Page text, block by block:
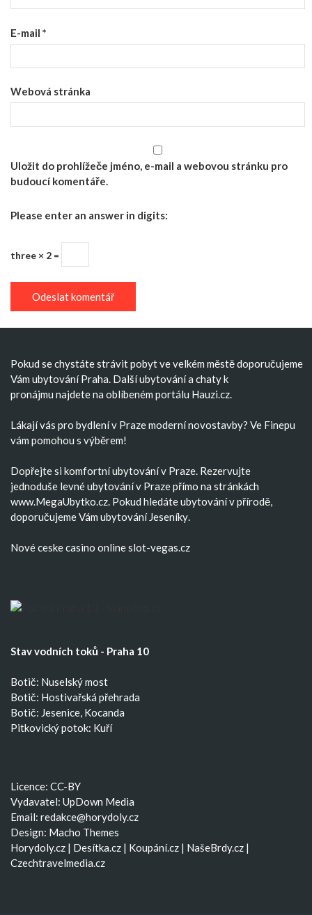
E-mail *
Webová stránka
Uložit do prohlížeče jméno, e-mail a webovou stránku pro
budoucí komentáře.
Please enter an answer in digits:
three × 2 =
Pokud se chystáte strávit pobyt ve velkém městě doporučujeme
Vám ubytování Praha. Dalšíubytovánía chaty k
pronájmu najdete na oblíbeném portálu Hauzi.cz.
Lákají vás pro bydlení v Praze modernínovostavby? Ve Finepu
vám pomohou s výběrem!
Dopřejte si komfortníubytování v Praze. Rezervujte
jednoduše levné ubytování v Prazepřímo na stránkách
www.MegaUbytko.cz. Pokud hledáte ubytování v přírodě,
doporučujeme Vám ubytování Jeseníky.
Nové ceske casino online slot-vegas.cz
Stav vodních toků - Praha 10
Botič: Nuselský most
Botič: Hostivařská přehrada
Botič: Jesenice, Kocanda
Pitkovický potok: Kuří
Licence: CC-BY
Vydavatel: UpDown Media
Email: redakce@horydoly.cz
Design: Macho Themes
Horydoly.cz | Desítka.cz | Koupání.cz | NašeBrdy.cz |
Czechtravelmedia.cz